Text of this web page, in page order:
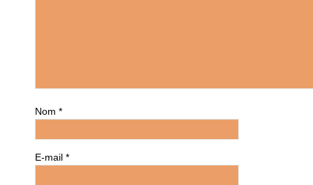
Nom *
E-mail *